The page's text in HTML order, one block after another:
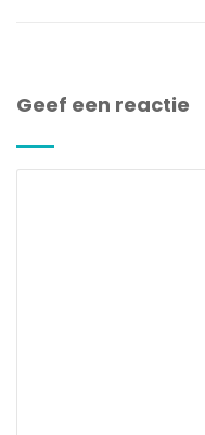
Geef een reactie